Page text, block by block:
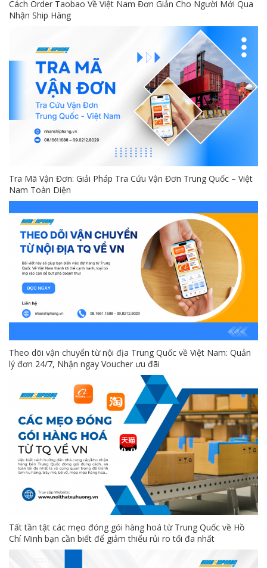
Cách Order Taobao Về Việt Nam Đơn Giản Cho Người Mới Qua
Nhận Ship Hàng
Tra Mã Vận Đơn: Giải Pháp Tra Cứu Vận Đơn Trung Quốc – Việt
Nam Toàn Diện
Theo dõi vận chuyển từ nội địa Trung Quốc về Việt Nam: Quản
lý đơn 24/7, Nhận ngay Voucher ưu đãi
Tất tần tật các mẹo đóng gói hàng hoá từ Trung Quốc về Hồ
Chí Minh bạn cần biết để giảm thiểu rủi ro tối đa nhất